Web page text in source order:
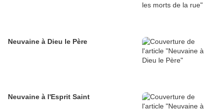
Neuvaine à Dieu le Père
Neuvaine à l'Esprit Saint